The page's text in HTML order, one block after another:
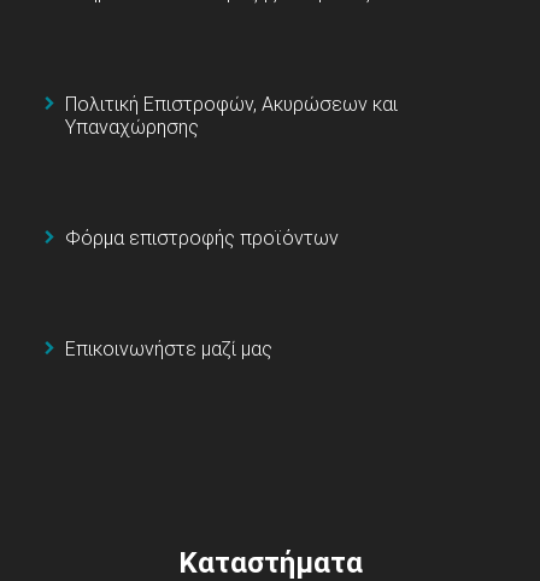
Πολιτική Επιστροφών, Ακυρώσεων και
Υπαναχώρησης
Φόρμα επιστροφής προϊόντων
Επικοινωνήστε μαζί μας
Καταστήματα